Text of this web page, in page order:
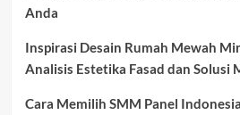
Anda
Inspirasi Desain Rumah Mewah
Analisis Estetika Fasad dan Solusi
Cara Memilih SMM Panel